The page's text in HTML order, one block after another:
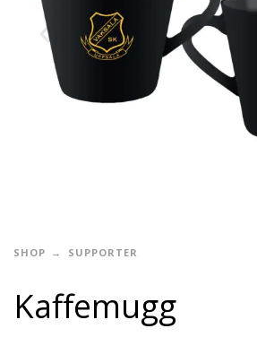
SHOP SUPPORTER
Kaffemugg